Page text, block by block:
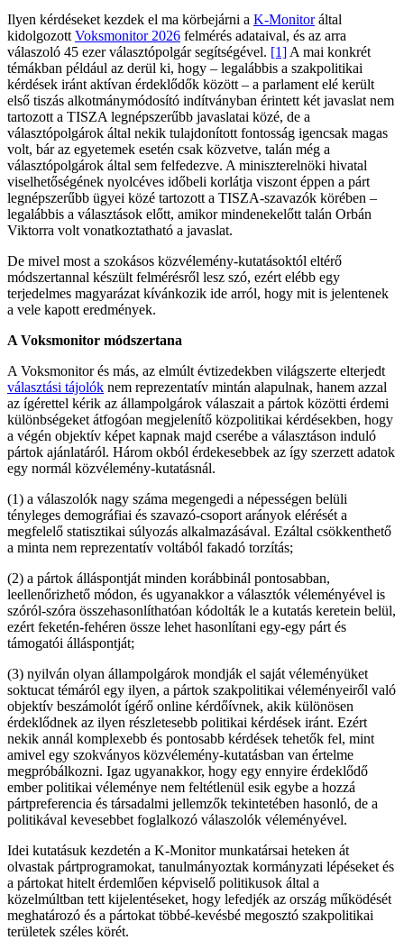
Ilyen kérdéseket kezdek el ma körbejárni a K-Monitoráltal
kidolgozott Voksmonitor 2026 felmérés adataival, és az arra
válaszoló 45 ezer választópolgár segítségével. [1] A mai konkrét
témákban például az derül ki, hogy – legalábbis a szakpolitikai
kérdések iránt aktívan érdeklődők között – a parlament elé került
első tiszás alkotmánymódosító indítványban érintett két javaslat nem
tartozott a TISZA legnépszerűbb javaslatai közé, de a
választópolgárok által nekik tulajdonított fontosság igencsak magas
volt, bár az egyetemek esetén csak közvetve, talán még a
választópolgárok által sem felfedezve. A miniszterelnöki hivatal
viselhetőségének nyolcéves időbeli korlátja viszont éppen a párt
legnépszerűbb ügyei közé tartozott a TISZA-szavazók körében –
legalábbis a választások előtt, amikor mindenekelőtt talán Orbán
Viktorra volt vonatkoztatható a javaslat.
De mivel most a szokásos közvélemény-kutatásoktól eltérő
módszertannal készült felmérésről lesz szó, ezért elébb egy
terjedelmes magyarázat kívánkozik ide arról, hogy mit is jelentenek
a vele kapott eredmények.
A Voksmonitor módszertana
A Voksmonitor és más, az elmúlt évtizedekben világszerte elterjedt
választási tájolók nem reprezentatív mintán alapulnak, hanem azzal
az ígérettel kérik az állampolgárok válaszait a pártok közötti érdemi
különbségeket átfogóan megjelenítő közpolitikai kérdésekben, hogy
a végén objektív képet kapnak majd cserébe a választáson induló
pártok ajánlatáról. Három okból érdekesebbek az így szerzett adatok
egy normál közvélemény-kutatásnál.
(1) a válaszolók nagy száma megengedi a népességen belüli
tényleges demográfiai és szavazó-csoport arányok elérését a
megfelelő statisztikai súlyozás alkalmazásával. Ezáltal csökkenthető
a minta nem reprezentatív voltából fakadó torzítás;
(2) a pártok álláspontját minden korábbinál pontosabban,
leellenőrizhető módon, és ugyanakkor a választók véleményével is
szóról-szóra összehasonlíthatóan kódolták le a kutatás keretein belül,
ezért feketén-fehéren össze lehet hasonlítani egy-egy párt és
támogatói álláspontját;
(3) nyilván olyan állampolgárok mondják el saját véleményüket
soktucat témáról egy ilyen, a pártok szakpolitikai véleményeiről való
objektív beszámolót ígérő online kérdőívnek, akik különösen
érdeklődnek az ilyen részletesebb politikai kérdések iránt. Ezért
nekik annál komplexebb és pontosabb kérdések tehetők fel, mint
amivel egy szokványos közvélemény-kutatásban van értelme
megpróbálkozni. Igaz ugyanakkor, hogy egy ennyire érdeklődő
ember politikai véleménye nem feltétlenül esik egybe a hozzá
pártpreferencia és társadalmi jellemzők tekintetében hasonló, de a
politikával kevesebbet foglalkozó válaszolók véleményével.
Idei kutatásuk kezdetén a K-Monitor munkatársai heteken át
olvastak pártprogramokat, tanulmányoztak kormányzati lépéseket és
a pártokat hitelt érdemlően képviselő politikusok által a
közelmúltban tett kijelentéseket, hogy lefedjék az ország működését
meghatározó és a pártokat többé-kevésbé megosztó szakpolitikai
területek széles körét.